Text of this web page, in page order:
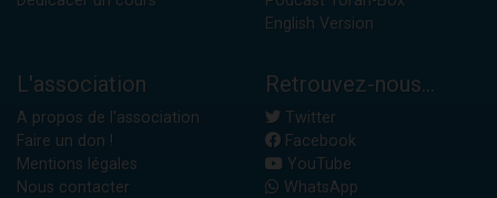
English Version
L'association
A propos de l'association
Faire un don !
Mentions légales
Nous contacter
Retrouvez-nous...
Twitter
Facebook
YouTube
WhatsApp